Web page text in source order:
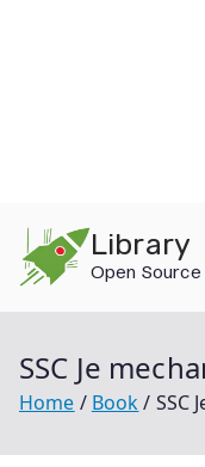
content
Library
Open
SSC Je
Home Book SSC